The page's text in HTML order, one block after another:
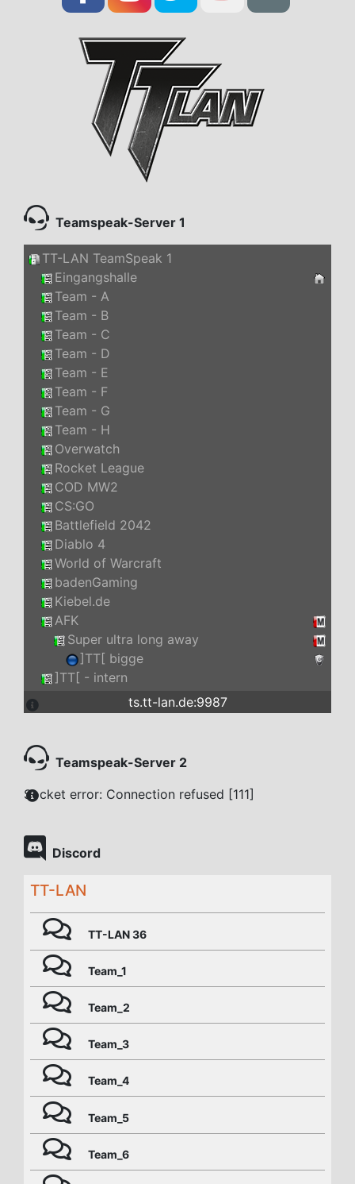
Teamspeak-Server 1
TT-LAN TeamSpeak 1
Eingangshalle
Team - A
Team - B
Team - C
Team - D
Team - E
Team - F
Team - G
Team - H
Overwatch
Rocket League
COD MW2
CS:GO
Battlefield 2042
Diablo 4
World of Warcraft
badenGaming
Kiebel.de
AFK
Super ultra long away
]TT[ bigge
]TT[ - intern
ts.tt-lan.de:9987
Teamspeak-Server 2
Socket error: Connection refused [111]
Discord
TT-LAN
TT-LAN 36
Team_1
Team_2
Team_3
Team_4
Team_5
Team_6